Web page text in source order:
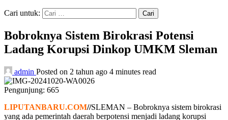
Cari untuk:
Bobroknya Sistem Birokrasi Potensi
Ladang Korupsi Dinkop UMKM Sleman
admin Posted on 2 tahun ago 4 minutes read
Pengunjung: 665
LIPUTANBARU.COM//SLEMAN – Bobroknya sistem birokrasi
yang ada pemerintah daerah berpotensi menjadi ladang korupsi